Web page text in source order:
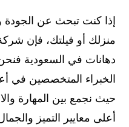
إذا كنت تبحث عن الجودة
منزلك أو فيلتك، فإن
دهانات في السعودية
الخبراء المتخصصين في
حيث نجمع بين المهارة
أعلى معايير التميز